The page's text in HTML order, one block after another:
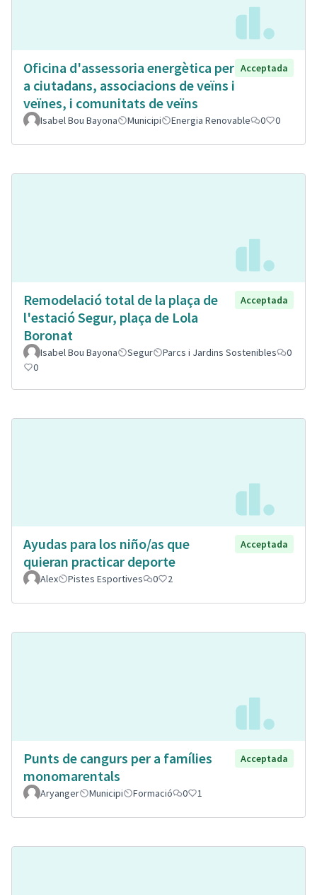
Oficina d'assessoria energètica per
a ciutadans, associacions de veïns i
veïnes, i comunitats de veïns
Acceptada
Isabel Bou Bayona Municipi Energia Renovable 0 0
Remodelació total de la plaça de
l'estació Segur, plaça de Lola
Boronat
Acceptada
Isabel Bou Bayona Segur Parcs i Jardins Sostenibles
0
0
Ayudas para los niño/as que
quieran practicar deporte
Acceptada
Alex Pistes Esportives 0 2
Punts de cangurs per a famílies
monomarentals
Acceptada
Aryanger Municipi Formació 0 1